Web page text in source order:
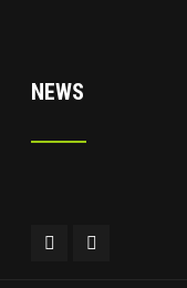
NEWS